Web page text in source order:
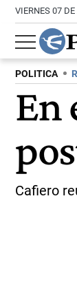
VIERNES 07
POLITICA
En
Cafiero